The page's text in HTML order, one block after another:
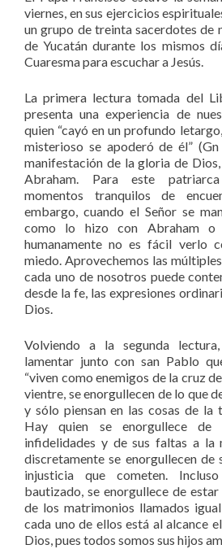
viernes, en sus ejercicios
un grupo de treinta sacerdotes de
de Yucatán durante los mismos
Cuaresma para escuchar a Jesús.
La primera lectura tomada del
presenta una experiencia de
quien “cayó en un profundo
misterioso se apoderó de él”
manifestación de la gloria de
Abraham. Para este
momentos tranquilos de
embargo, cuando el Señor se
como lo hizo con Abraham o
humanamente no es fácil verlo
miedo. Aprovechemos las
cada uno de nosotros puede
desde la fe, las expresiones
Dios.
Volviendo a la segunda
lamentar junto con san Pablo
“viven como enemigos de la cruz
vientre, se enorgullecen de lo que
y sólo piensan en las cosas de la
Hay quien se enorgullece de
infidelidades y de sus faltas a la
discretamente se enorgullecen
injusticia que cometen.
bautizado, se enorgullece de
de los matrimonios llamados
cada uno de ellos está al alcance
Dios, pues todos somos sus hijos